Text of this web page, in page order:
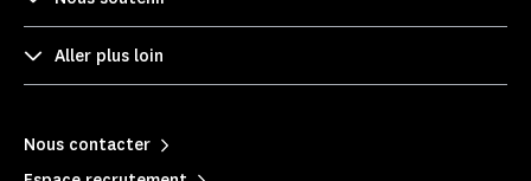
Aller plus loin
Nous contacter